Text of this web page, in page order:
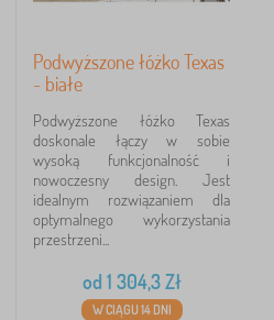
Podwyższone łóżko Texas
- białe
Podwyższone łóżko Texas
doskonale łączy w sobie
wysoką funkcjonalność i
nowoczesny design. Jest
idealnym rozwiązaniem dla
optymalnego wykorzystania
przestrzeni...
od 1 304,3Zł
W CIĄGU 14 DNI